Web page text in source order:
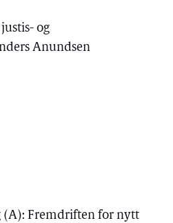
og
Anundsen
(A): Fremdriften for nytt